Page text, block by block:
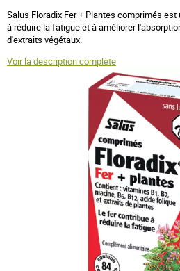
Salus Floradix Fer + Plantes comprimés
à réduire la fatigue et à améliorer
d'extraits végétaux.
Voir la description complète